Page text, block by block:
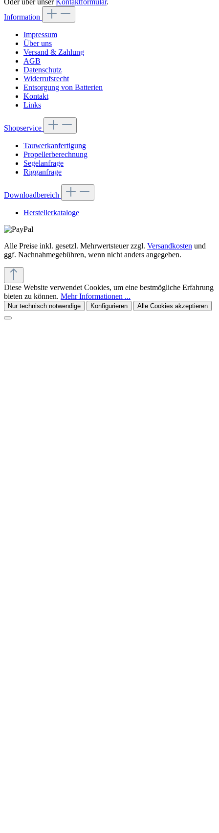
Oder über unser Kontaktformular.
Information
Impressum
Über uns
Versand & Zahlung
AGB
Datenschutz
Widerrufsrecht
Entsorgung von Batterien
Kontakt
Links
Shopservice
Tauwerkanfertigung
Propellerberechnung
Segelanfrage
Rigganfrage
Downloadbereich
Herstellerkataloge
Alle Preise inkl. gesetzl. Mehrwertsteuer zzgl. Versandkosten und
ggf. Nachnahmegebühren, wenn nicht anders angegeben.
Diese Website verwendet Cookies, um eine bestmögliche Erfahrung
bieten zu können. Mehr Informationen ...
Nur technisch notwendige Konfigurieren Alle Cookies akzeptieren